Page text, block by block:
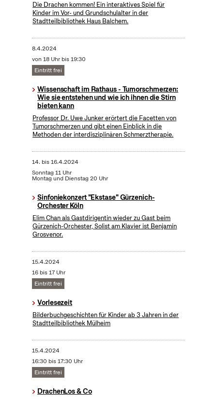
Die Drachen kommen! Ein interaktives Spiel für
Kinder im Vor- und Grundschulalter in der
Stadtteilbibliothek Haus Balchem.
8.4.2024
von 18 Uhr bis 19:30
Eintritt frei
Wissenschaft im Rathaus - Tumorschmerzen:
Wie sie entstehen und wie ich ihnen die Stirn
bieten kann
Professor Dr. Uwe Junker erörtert die Facetten von
Tumorschmerzen und gibt einen Einblick in die
Methoden der interdisziplinären Schmerztherapie.
14. bis16.4.2024
Sonntag 11 Uhr
Montag und Dienstag 20 Uhr
Sinfoniekonzert "Ekstase" Gürzenich-
Orchester Köln
Elim Chan als Gastdirigentin wieder zu Gast beim
Gürzenich-Orchester, Solist am Klavier ist Benjamin
Grosvenor.
15.4.2024
16 bis 17 Uhr
Eintritt frei
Vorlesezeit
Bilderbuchgeschichten für Kinder ab 3 Jahren in der
Stadtteilbibliothek Mülheim
15.4.2024
16:30 bis 17:30 Uhr
Eintritt frei
DrachenLos & Co